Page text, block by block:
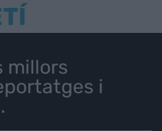
millors
i